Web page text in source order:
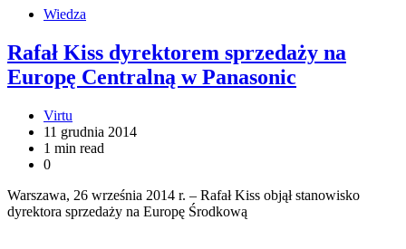
Wiedza
Rafał Kiss dyrektorem sprzedaży na
Europę Centralną w Panasonic
Virtu
11 grudnia 2014
1 min read
0
Warszawa, 26 września 2014 r. – Rafał Kiss objął stanowisko
dyrektora sprzedaży na Europę Środkową